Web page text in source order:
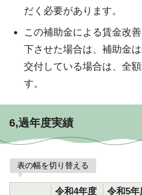
だく必要があります。
この補助金による賃金改
下させた場合は、補助金
交付している場合は、全
す。
6,過年度実績
表の幅を切り替える
令和4年度 令和5年